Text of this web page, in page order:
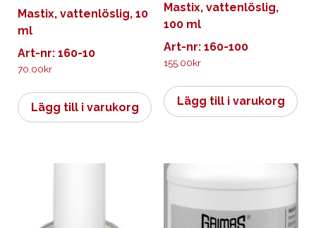
Mastix, vattenlöslig, 10
ml
Art-nr: 160-10
70.00kr
Lägg till i varukorg
Mastix, vattenlöslig,
100 ml
Art-nr: 160-100
155.00kr
Lägg till i varukorg